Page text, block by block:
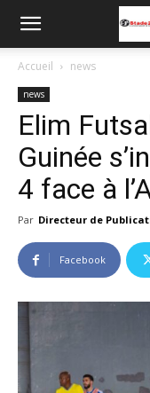
Accueil news
news
Elim
Guinée
4 face à
Par Directeur de
Facebook